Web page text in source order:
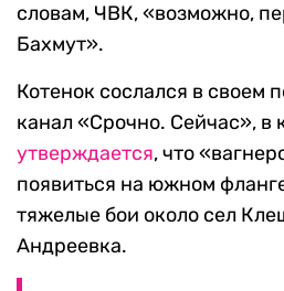
словам, ЧВК, «возможно,
Бахмут».
Котенок сослался в своем
канал «Срочно. Сейчас», в
утверждается, что
появиться на южном
тяжелые бои около сел
Андреевка.